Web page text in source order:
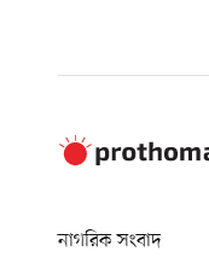
নাগরিক সংবাদ